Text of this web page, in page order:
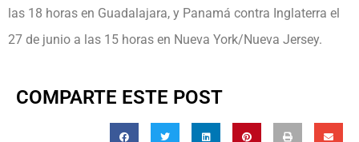
las 18 horas en Guadalajara, y Panamá contra Inglaterra el
27 de junio a las 15 horas en Nueva York/Nueva Jersey.
COMPARTE ESTE POST